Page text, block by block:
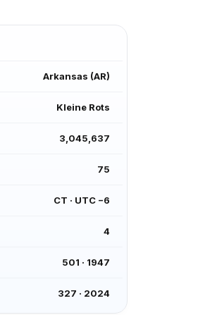
Arkansas (AR)
Kleine Rots
3,045,637
75
CT · UTC −6
4
501 · 1947
327 · 2024